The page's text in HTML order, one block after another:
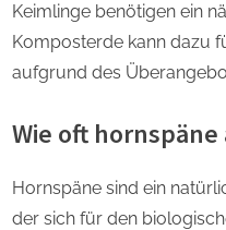
Keimlinge benötigen ein
Komposterde kann dazu
aufgrund des
Wie oft hornspäne
Hornspäne sind ein
der sich für den